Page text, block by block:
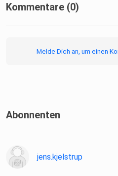
https://deananddavid.com/
Kommentare (0)
Melde Dich an, um einen
Abonnenten
jens.kjelstrup